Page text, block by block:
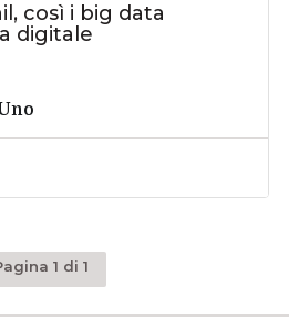
così i big data
digitale
1 di 1